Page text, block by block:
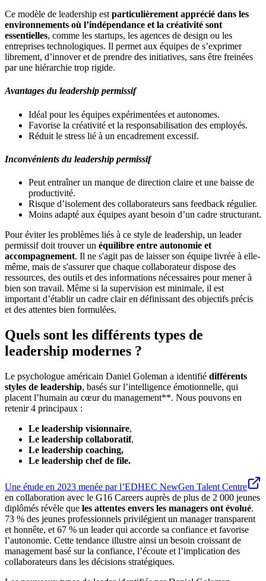
Ce modèle de leadership est particulièrement apprécié dans les
environnements où l’indépendance et la créativité sont
essentielles, comme les startups, les agences de design ou les
entreprises technologiques. Il permet aux équipes de s’exprimer
librement, d’innover et de prendre des initiatives, sans être freinées
par une hiérarchie trop rigide.
Avantages du leadership permissif
Idéal pour les équipes expérimentées et autonomes.
Favorise la créativité et la responsabilisation des employés.
Réduit le stress lié à un encadrement excessif.
Inconvénients du leadership permissif
Peut entraîner un manque de direction claire et une baisse de
productivité.
Risque d’isolement des collaborateurs sans feedback régulier.
Moins adapté aux équipes ayant besoin d’un cadre structurant.
Pour éviter les problèmes liés à ce style de leadership, un leader
permissif doit trouver un équilibre entre autonomie et
accompagnement. Il ne s'agit pas de laisser son équipe livrée à elle-
même, mais de s'assurer que chaque collaborateur dispose des
ressources, des outils et des informations nécessaires pour mener à
bien son travail. Même si la supervision est minimale, il est
important d’établir un cadre clair en définissant des objectifs précis
et des attentes bien formulées.
Quels sont les différents types de
leadership modernes ?
Le psychologue américain Daniel Goleman a identifié différents
styles de leadership, basés sur l’intelligence émotionnelle, qui
placent l’humain au cœur du management**. Nous pouvons en
retenir 4 principaux :
Le leadership visionnaire,
Le leadership collaboratif,
Le leadership coaching,
Le leadership chef de file.
Une étude en 2023 menée par l’EDHEC NewGen Talent Centre
en collaboration avec le G16 Careers auprès de plus de 2 000 jeunes
diplômés révèle que les attentes envers les managers ont évolué.
73 % des jeunes professionnels privilégient un manager transparent
et honnête, et 67 % un leader qui accorde sa confiance et favorise
l’autonomie. Cette tendance illustre ainsi un besoin croissant de
management basé sur la confiance, l’écoute et l’implication des
collaborateurs dans les décisions stratégiques.